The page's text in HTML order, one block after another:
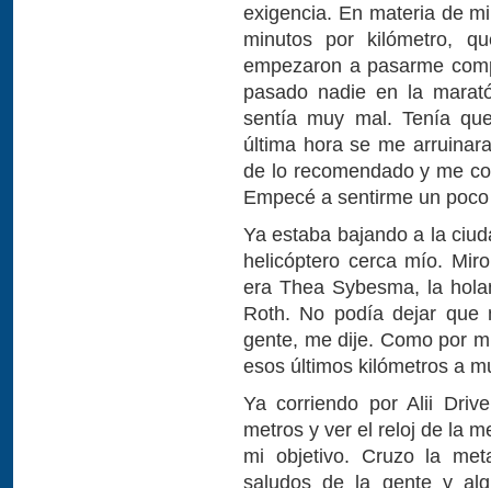
exigencia. En materia de
minutos por kilómetro,
empezaron a pasarme
pasado nadie en la
sentía muy mal. Tenía
última hora se me
de lo recomendado y me
Empecé a sentirme un
Ya estaba bajando a la
helicóptero cerca mío.
era Thea Sybesma, la
Roth. No podía dejar que
gente, me dije. Como por
esos últimos kilómetros a
Ya corriendo por Alii
metros y ver el reloj de la
mi objetivo. Cruzo la
saludos de la gente y